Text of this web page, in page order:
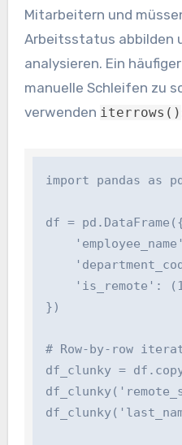
Mitarbeitern und
Arbeitsstatus abbilden
analysieren. Ein
manuelle Schleifen zu
verwenden iterrows()
import pandas as pd
df =
'is_remote':
})
# Row-by-row
df_clunky =